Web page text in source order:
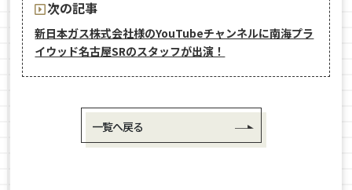
次の記事
新日本ガス株式会社様のYouTubeチャンネルに南海プラ
イウッド名古屋SRのスタッフが出演！
一覧へ戻る